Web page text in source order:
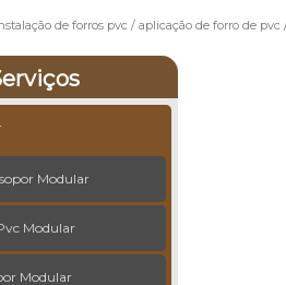
de forros pvc aplicação de forro de pvc
Modular
Modular
Modular